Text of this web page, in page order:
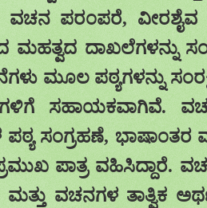
ವಚನ ಪರಂಪರೆ, ವೀರಶೈವ
ಮಹತ್ವದ ದಾಖಲೆಗಳನ್ನು
ಮೂಲ ಪಠ್ಯಗಳನ್ನು
ಸಹಾಯಕವಾಗಿವೆ.
ಸಂಗ್ರಹಣೆ, ಭಾಷಾಂತರ
ಪಾತ್ರ ವಹಿಸಿದ್ದಾರೆ.
ವಚನಗಳ ತಾತ್ವಿಕ